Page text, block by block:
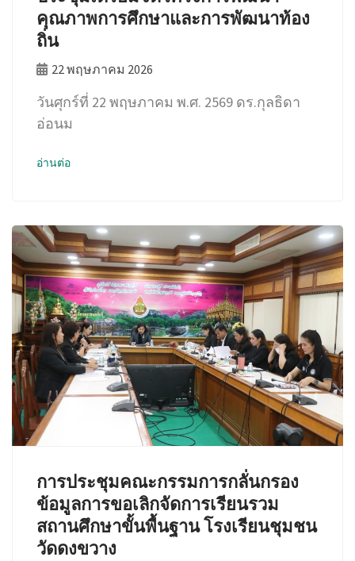
คุณภาพการศึกษาและการพัฒนาท้อง
ถิ่น
22 พฤษภาคม 2026
วันศุกร์ที่ 22 พฤษภาคม พ.ศ. 2569 ดร.กุลธิดา
อ่อนม
อ่านต่อ
การประชุมคณะกรรมการกลั่นกรอง
ข้อมูลการขอเลิกจัดการเรียนรวม
สถานศึกษาขั้นพื้นฐาน โรงเรียนชุมชน
วัดดงขวาง